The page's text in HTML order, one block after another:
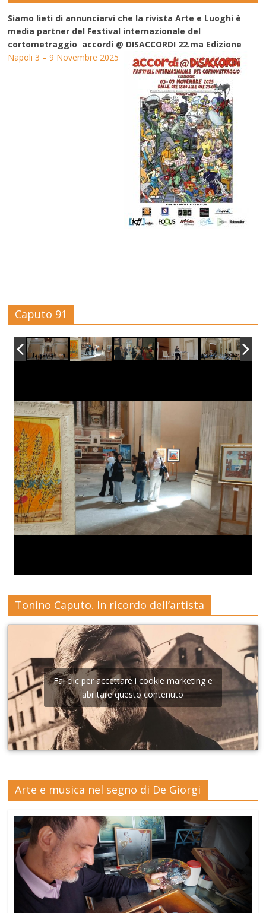
Siamo lieti di annunciarvi che la rivista Arte e Luoghi è
media partner del Festival internazionale del
cortometraggio accordi @ DISACCORDI 22.ma Edizione
Napoli 3 – 9 Novembre 2025
Caputo 91
Tonino Caputo. In ricordo dell’artista
Fai clic per accettare i cookie marketing e
abilitare questo contenuto
Arte e musica nel segno di De Giorgi